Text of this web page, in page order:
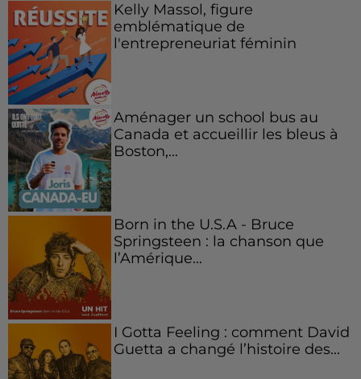
Kelly Massol, figure
emblématique de
l'entrepreneuriat féminin
Aménager un school bus au
Canada et accueillir les bleus à
Boston,...
Born in the U.S.A - Bruce
Springsteen : la chanson que
l’Amérique...
I Gotta Feeling : comment David
Guetta a changé l’histoire des...